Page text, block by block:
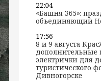
22:04
«Башня 365»:
объединяющий
17:56
8 и 9 августа
дополнительные
электрички для
туристического
Дивногорске